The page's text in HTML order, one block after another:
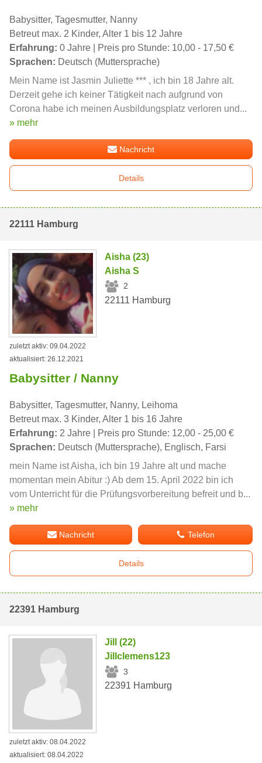
Babysitter, Tagesmutter, Nanny
Betreut max. 2 Kinder, Alter 1 bis 12 Jahre
Erfahrung: 0 Jahre | Preis pro Stunde: 10,00 - 17,50 €
Sprachen: Deutsch (Muttersprache)
Mein Name ist Jasmin Juliette *** , ich bin 18 Jahre alt.
Derzeit gehe ich keiner Tätigkeit nach aufgrund von
Corona habe ich meinen Ausbildungsplatz verloren und...
» mehr
Nachricht
Details
22111 Hamburg
Aisha (23)
Aisha S
2
22111 Hamburg
zuletzt aktiv: 09.04.2022
aktualisiert: 26.12.2021
Babysitter / Nanny
Babysitter, Tagesmutter, Nanny, Leihoma
Betreut max. 3 Kinder, Alter 1 bis 16 Jahre
Erfahrung: 2 Jahre | Preis pro Stunde: 12,00 - 25,00 €
Sprachen: Deutsch (Muttersprache), Englisch, Farsi
mein Name ist Aisha, ich bin 19 Jahre alt und mache
momentan mein Abitur :) Ab dem 15. April 2022 bin ich
vom Unterricht für die Prüfungsvorbereitung befreit und b...
» mehr
Nachricht Telefon
Details
22391 Hamburg
Jill (22)
Jillclemens123
3
22391 Hamburg
zuletzt aktiv: 08.04.2022
aktualisiert: 08.04.2022